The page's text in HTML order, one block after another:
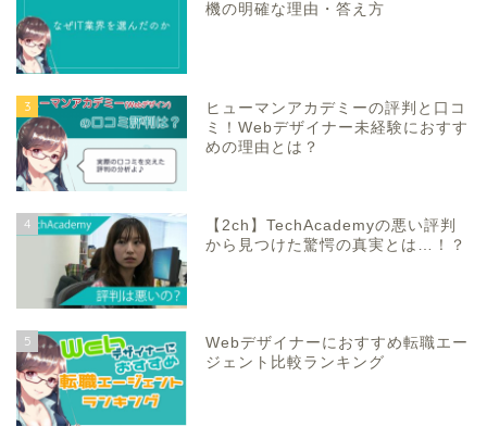
機の明確な理由・答え方
3
ヒューマンアカデミーの評判と口コ
ミ！Webデザイナー未経験におすす
めの理由とは？
4
【2ch】TechAcademyの悪い評判
から見つけた驚愕の真実とは…！？
5
Webデザイナーにおすすめ転職エー
ジェント比較ランキング